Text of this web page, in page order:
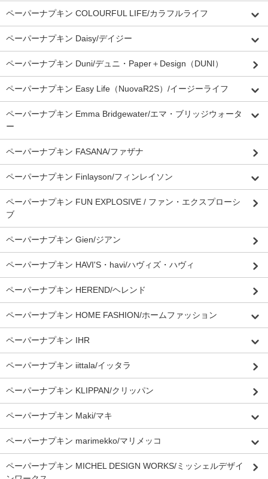
ペーパーナプキン COLOURFUL LIFE/カラフルライフ
ペーパーナプキン Daisy/デイジー
ペーパーナプキン Duni/デュニ・Paper＋Design（DUNI）
ペーパーナプキン Easy Life（NuovaR2S）/イージーライフ
ペーパーナプキン Emma Bridgewater/エマ・ブリッジウォータ
ー
ペーパーナプキン FASANA/ファザナ
ペーパーナプキン Finlayson/フィンレイソン
ペーパーナプキン FUN EXPLOSIVE / ファン・エクスプローシ
ブ
ペーパーナプキン Gien/ジアン
ペーパーナプキン HAVI'S・havi/ハヴィズ・ハヴィ
ペーパーナプキン HEREND/ヘレンド
ペーパーナプキン HOME FASHION/ホームファッション
ペーパーナプキン IHR
ペーパーナプキン iittala/イッタラ
ペーパーナプキン KLIPPAN/クリッパン
ペーパーナプキン Maki/マキ
ペーパーナプキン marimekko/マリメッコ
ペーパーナプキン MICHEL DESIGN WORKS/ミッシェルデザイ